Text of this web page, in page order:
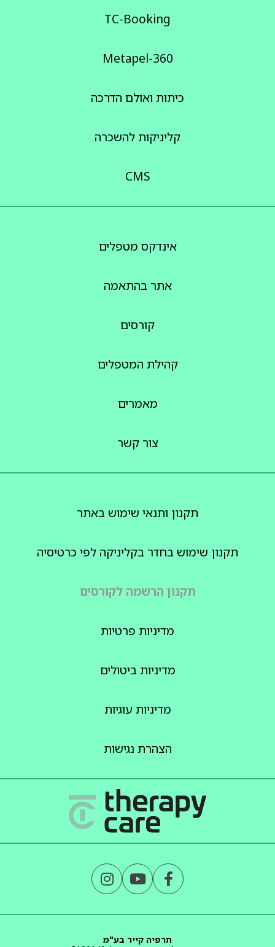
תרפיה קייר בע"מ
תקנון ותנאי שימוש באתר
תקנון שימוש בחדר בקליניקה לפי כרטיסיה
תקנון הרשמה לקורסים
מדיניות פרטיות
מדיניות ביטולים
מדיניות עוגיות
הצהרת נגישות
אינדקס מטפלים
אתר בהתאמה
קורסים
קהילת המטפלים
מאמרים
צור קשר
TC-Booking
Metapel-360
כיתות ואולם הדרכה
קליניקות להשכרה
CMS